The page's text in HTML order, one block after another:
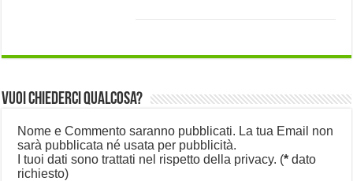
Vuoi chiederci qualcosa?
Nome e Commento saranno pubblicati. La tua Email non
sarà pubblicata né usata per pubblicità.
I tuoi dati sono trattati nel rispetto della privacy. (* dato
richiesto)